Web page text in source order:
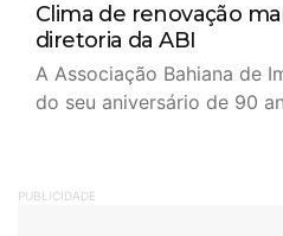
Clima de renovação
diretoria da ABI
A Associação Bahiana de
do seu aniversário de 90
PUBLICIDADE